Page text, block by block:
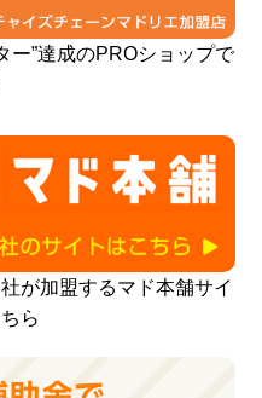
ー”達成のPROショップで
が加盟するマド本舗サイ
ら